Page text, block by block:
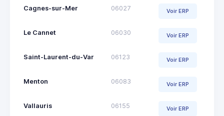
Cagnes-sur-Mer 06027 Voir ERP
Le Cannet 06030 Voir ERP
Saint-Laurent-du-Var 06123 Voir ERP
Menton 06083 Voir ERP
Vallauris 06155 Voir ERP